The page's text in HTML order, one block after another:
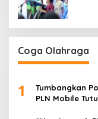
Coga Olahraga
1
Tumbangkan
PLN Mobile